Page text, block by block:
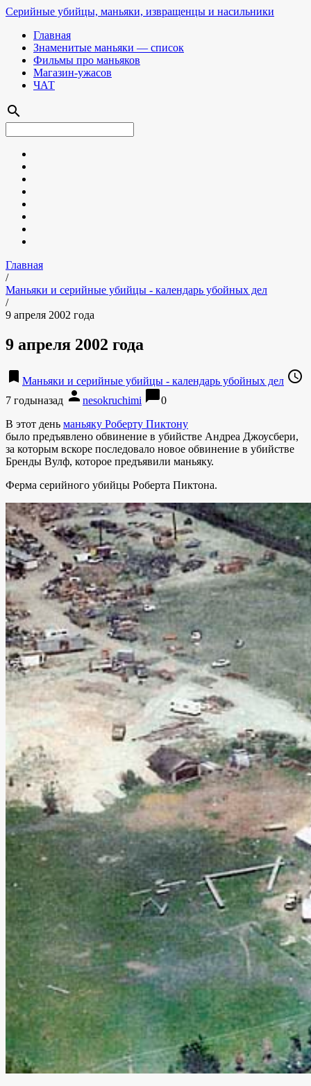
Серийные убийцы, маньяки, извращенцы и насильники
Главная
Знаменитые маньяки — список
Фильмы про маньяков
Магазин-ужасов
ЧАТ
search
Главная
/
Маньяки и серийные убийцы - календарь убойных дел
/
9 апреля 2002 года
9 апреля 2002 года
bookmark Маньяки и серийные убийцы - календарь убойных дел access_time
7 годыназад person nesokruchimi chat_bubble0
В этот день маньяку Роберту Пиктону
было предъявлено обвинение в убийстве Андреа Джоусбери,
за которым вскоре последовало новое обвинение в убийстве
Бренды Вулф, которое предъявили маньяку.
Ферма серийного убийцы Роберта Пиктона.